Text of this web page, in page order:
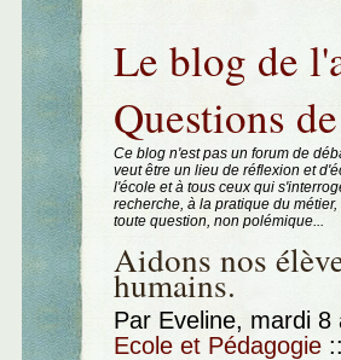
Le blog de
Questions
Ce blog n'est pas un forum de
veut être un lieu de réflexion et
l'école et à tous ceux qui
recherche, à la pratique du
toute question, non polémique...
Aidons nos
humains.
Par Eveline, mardi 8
Ecole et Pédagogie ::